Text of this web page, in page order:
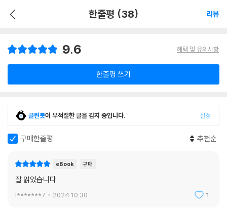
한줄평 (38) 리뷰
9.6 혜택 및 유의사항
한줄평 쓰기
클린봇이 부적절한 글을 감지 중입니다. 설정
구매한줄평 추천순
eBook 구매
잘 읽었습니다.
l*******7 2024.10.30. 1